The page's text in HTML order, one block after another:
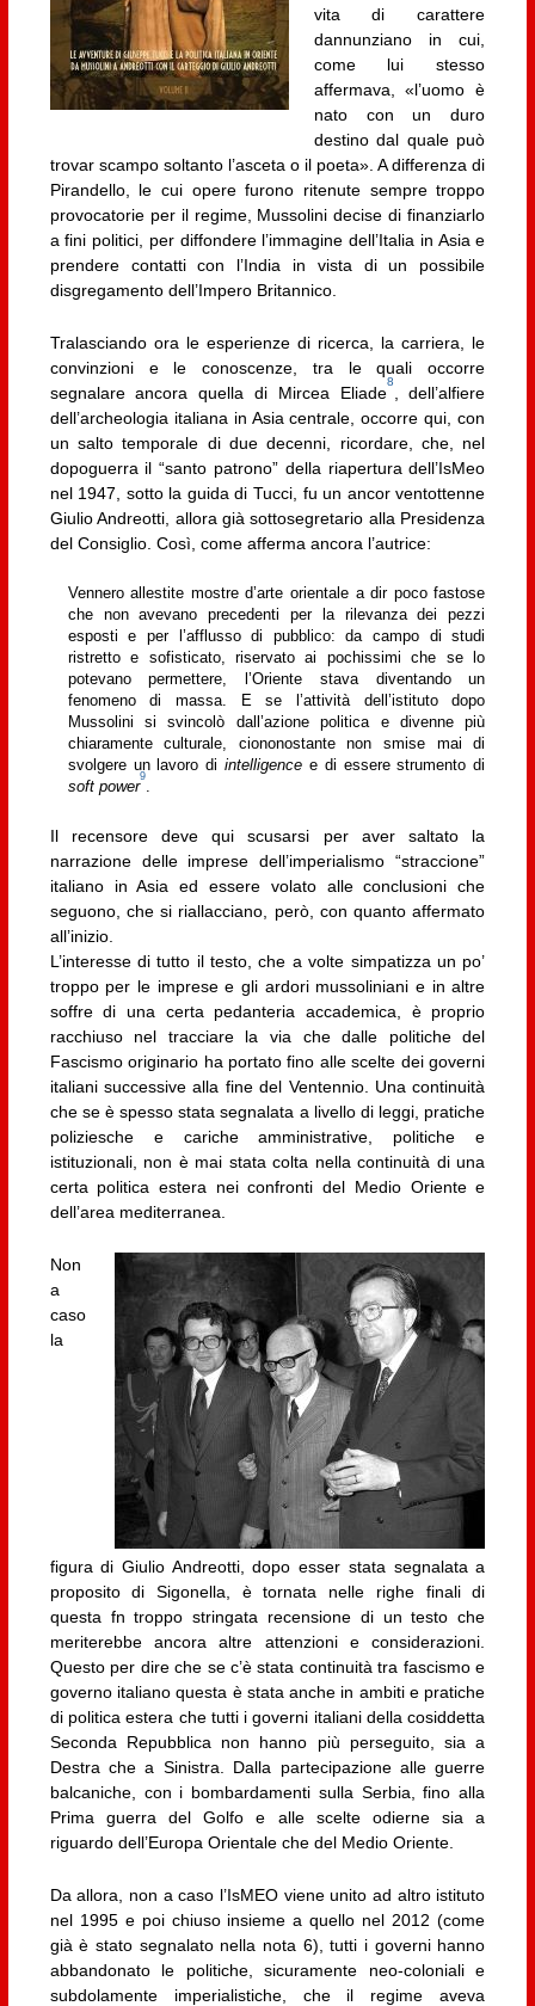
vita di carattere
dannunziano in cui,
come lui stesso
affermava, «l’uomo è
nato con un duro
destino dal quale può
trovar scampo soltanto l’asceta o il poeta». A differenza di
Pirandello, le cui opere furono ritenute sempre troppo
provocatorie per il regime, Mussolini decise di finanziarlo
a fini politici, per diffondere l’immagine dell’Italia in Asia e
prendere contatti con l’India in vista di un possibile
disgregamento dell’Impero Britannico.
Tralasciando ora le esperienze di ricerca, la carriera, le
convinzioni e le conoscenze, tra le quali occorre
segnalare ancora quella di Mircea Eliade
8
, dell’alfiere
dell’archeologia italiana in Asia centrale, occorre qui, con
un salto temporale di due decenni, ricordare, che, nel
dopoguerra il “santo patrono” della riapertura dell’IsMeo
nel 1947, sotto la guida di Tucci, fu un ancor ventottenne
Giulio Andreotti, allora già sottosegretario alla Presidenza
del Consiglio. Così, come afferma ancora l’autrice:
Vennero allestite mostre d’arte orientale a dir poco fastose
che non avevano precedenti per la rilevanza dei pezzi
esposti e per l’afflusso di pubblico: da campo di studi
ristretto e sofisticato, riservato ai pochissimi che se lo
potevano permettere, l’Oriente stava diventando un
fenomeno di massa. E se l’attività dell’istituto dopo
Mussolini si svincolò dall’azione politica e divenne più
chiaramente culturale, ciononostante non smise mai di
svolgere un lavoro diintelligence e di essere strumento di
soft power
9
.
Il recensore deve qui scusarsi per aver saltato la
narrazione delle imprese dell’imperialismo “straccione”
italiano in Asia ed essere volato alle conclusioni che
seguono, che si riallacciano, però, con quanto affermato
all’inizio.
L’interesse di tutto il testo, che a volte simpatizza un po’
troppo per le imprese e gli ardori mussoliniani e in altre
soffre di una certa pedanteria accademica, è proprio
racchiuso nel tracciare la via che dalle politiche del
Fascismo originario ha portato fino alle scelte dei governi
italiani successive alla fine del Ventennio. Una continuità
che se è spesso stata segnalata a livello di leggi, pratiche
poliziesche e cariche amministrative, politiche e
istituzionali, non è mai stata colta nella continuità di una
certa politica estera nei confronti del Medio Oriente e
dell’area mediterranea.
Non
a
caso
la
figura di Giulio Andreotti, dopo esser stata segnalata a
proposito di Sigonella, è tornata nelle righe finali di
questa fn troppo stringata recensione di un testo che
meriterebbe ancora altre attenzioni e considerazioni.
Questo per dire che se c’è stata continuità tra fascismo e
governo italiano questa è stata anche in ambiti e pratiche
di politica estera che tutti i governi italiani della cosiddetta
Seconda Repubblica non hanno più perseguito, sia a
Destra che a Sinistra. Dalla partecipazione alle guerre
balcaniche, con i bombardamenti sulla Serbia, fino alla
Prima guerra del Golfo e alle scelte odierne sia a
riguardo dell’Europa Orientale che del Medio Oriente.
Da allora, non a caso l’IsMEO viene unito ad altro istituto
nel 1995 e poi chiuso insieme a quello nel 2012 (come
già è stato segnalato nella nota 6), tutti i governi hanno
abbandonato le politiche, sicuramente neo-coloniali e
subdolamente imperialistiche, che il regime aveva